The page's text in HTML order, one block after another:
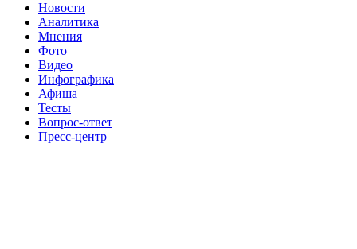
Новости
Аналитика
Мнения
Фото
Видео
Инфографика
Афиша
Тесты
Вопрос-ответ
Пресс-центр